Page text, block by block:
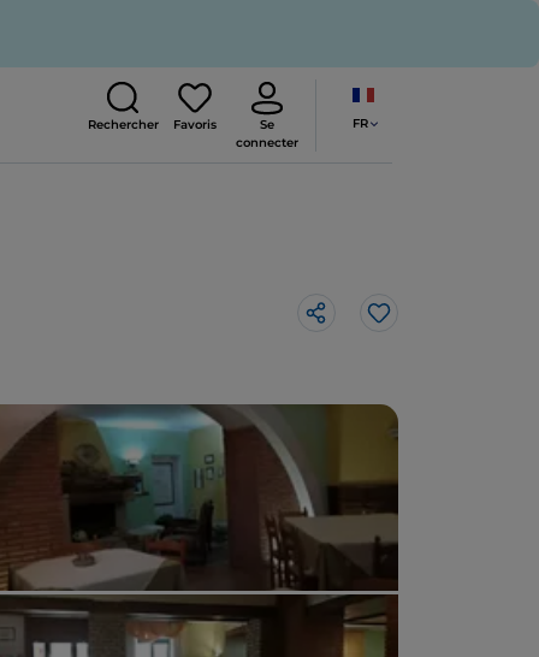
Rechercher Favoris
Se
connecter
FR
J’aime